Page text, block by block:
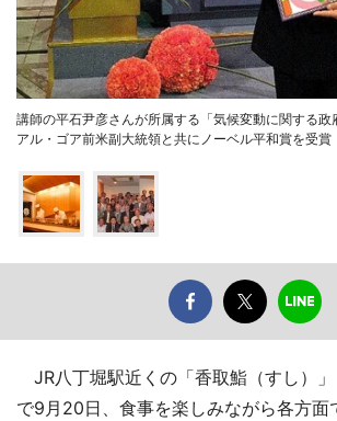
講師の平石尹彦さんが所属する「気候変動に関する政
アル・ゴア前米副大統領と共にノーベル平和賞を受賞
JR八丁堀駅近くの「香取鮨（すし）」
で9月20日、食事を楽しみながら各方面